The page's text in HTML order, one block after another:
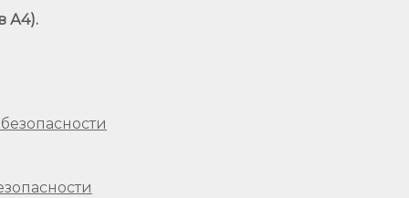
А4).